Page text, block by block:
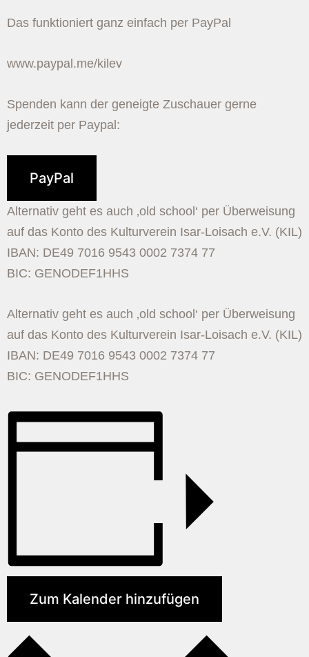
Das funktioniert ganz einfach per PayPal
www.paypal.me/kilev
Spenden kann der geneigte Zuschauer gerne
jederzeit per Paypal:
PayPal
Alternativ geht es auch ‚old school‘ per Überweisung
auf das Konto des Kulturverein Isar-Loisach e.V. (KIL)
IBAN: DE49 7016 9543 0002 7374 77
BIC: GENODEF1HHS
Alternativ geht es auch ‚old school‘ per Überweisung
auf das Konto des Kulturverein Isar-Loisach e.V. (KIL)
IBAN: DE49 7016 9543 0002 7374 77
BIC: GENODEF1HHS
Zum Kalender hinzufügen